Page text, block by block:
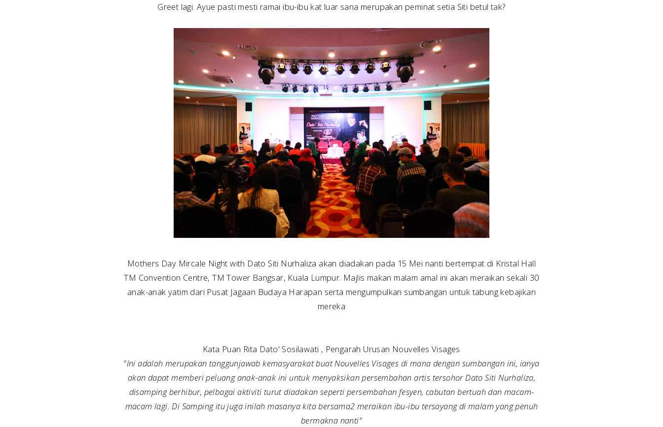
Greet lagi. Ayue pasti mesti ramai ibu-ibu kat luar sana merupakan peminat setia Siti betul tak?
Mothers Day Mircale Night with Dato Siti Nurhaliza akan diadakan pada 15 Mei nanti bertempat di Kristal Hall
TM Convention Centre, TM Tower Bangsar, Kuala Lumpur. Majlis makan malam amal ini akan meraikan sekali 30
anak-anak yatim dari Pusat Jagaan Budaya Harapan serta mengumpulkan sumbangan untuk tabung kebajikan
mereka
Kata Puan Rita Dato' Sosilawati , Pengarah Urusan Nouvelles Visages
"Ini adalah merupakan tanggunjawab kemasyarakat buat Nouvelles Visages di mana dengan sumbangan ini, ianya
akan dapat memberi peluang anak-anak ini untuk menyaksikan persembahan artis tersohor Dato Siti Nurhaliza,
disamping berhibur, pelbagai aktiviti turut diadakan seperti persembahan fesyen, cabutan bertuah dan macam-
macam lagi. Di Samping itu juga inilah masanya kita bersama2 meraikan ibu-ibu tersayang di malam yang penuh
bermakna nanti"